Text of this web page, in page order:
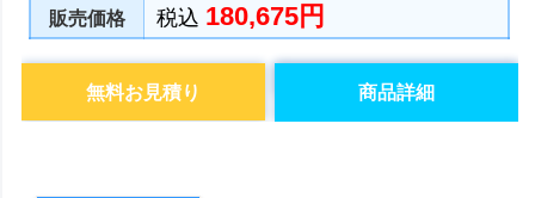
販売価格 税込 180,675円
商品詳細
無料お見積り